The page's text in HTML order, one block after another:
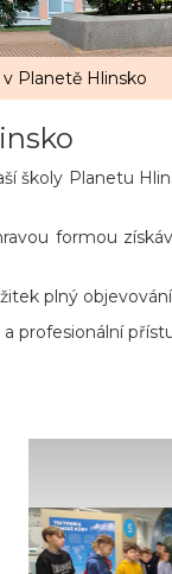
Planetě Hlinsko
školy Planetu
formou
plný
profesionální